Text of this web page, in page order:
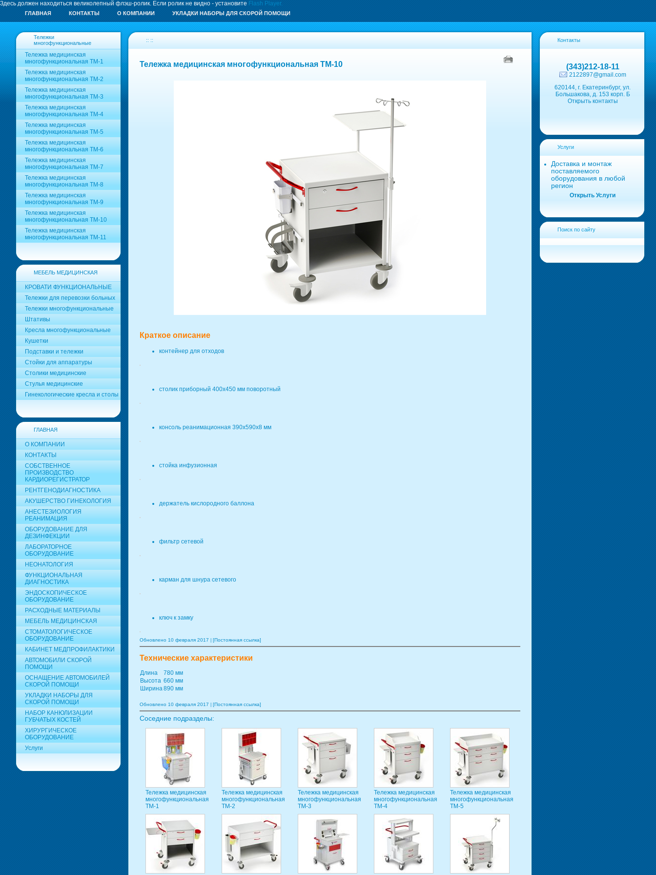
Здесь должен находиться великолепный флэш-ролик. Если ролик не видно - установите Flash Player.
ГЛАВНАЯ КОНТАКТЫ О КОМПАНИИ УКЛАДКИ НАБОРЫ ДЛЯ СКОРОЙ ПОМОЩИ
Тележки
многофункциональные
Тележка медицинская
многофункциональная ТМ-1
Тележка медицинская
многофункциональная ТМ-2
Тележка медицинская
многофункциональная ТМ-3
Тележка медицинская
многофункциональная ТМ-4
Тележка медицинская
многофункциональная ТМ-5
Тележка медицинская
многофункциональная ТМ-6
Тележка медицинская
многофункциональная ТМ-7
Тележка медицинская
многофункциональная ТМ-8
Тележка медицинская
многофункциональная ТМ-9
Тележка медицинская
многофункциональная ТМ-10
Тележка медицинская
многофункциональная ТМ-11
МЕБЕЛЬ МЕДИЦИНСКАЯ
КРОВАТИ ФУНКЦИОНАЛЬНЫЕ
Тележки для перевозки больных
Тележки многофункциональные
Штативы
Кресла многофункциональные
Кушетки
Подставки и тележки
Стойки для аппаратуры
Столики медицинские
Стулья медицинские
Гинекологические кресла и столы
ГЛАВНАЯ
О КОМПАНИИ
КОНТАКТЫ
СОБСТВЕННОЕ
ПРОИЗВОДСТВО
КАРДИОРЕГИСТРАТОР
РЕНТГЕНОДИАГНОСТИКА
АКУШЕРСТВО ГИНЕКОЛОГИЯ
АНЕСТЕЗИОЛОГИЯ
РЕАНИМАЦИЯ
ОБОРУДОВАНИЕ ДЛЯ
ДЕЗИНФЕКЦИИ
ЛАБОРАТОРНОЕ
ОБОРУДОВАНИЕ
НЕОНАТОЛОГИЯ
ФУНКЦИОНАЛЬНАЯ
ДИАГНОСТИКА
ЭНДОСКОПИЧЕСКОЕ
ОБОРУДОВАНИЕ
РАСХОДНЫЕ МАТЕРИАЛЫ
МЕБЕЛЬ МЕДИЦИНСКАЯ
СТОМАТОЛОГИЧЕСКОЕ
ОБОРУДОВАНИЕ
КАБИНЕТ МЕДПРОФИЛАКТИКИ
АВТОМОБИЛИ СКОРОЙ
ПОМОЩИ
ОСНАЩЕНИЕ АВТОМОБИЛЕЙ
СКОРОЙ ПОМОЩИ
УКЛАДКИ НАБОРЫ ДЛЯ
СКОРОЙ ПОМОЩИ
НАБОР КАНЮЛИЗАЦИИ
ГУБЧАТЫХ КОСТЕЙ
ХИРУРГИЧЕСКОЕ
ОБОРУДОВАНИЕ
Услуги
:: ::
Тележка медицинская многофункциональная ТМ-10
Краткое описание
контейнер для отходов
столик приборный 400х450 мм поворотный
консоль реанимационная 390х590х8 мм
стойка инфузионная
держатель кислородного баллона
фильтр сетевой
карман для шнура сетевого
ключ к замку
Обновлено 10 февраля 2017 [Постоянная ссылка]
Технические характеристики
Длина
780 мм
Высота 660 мм
Ширина890 мм
Обновлено 10 февраля 2017 [Постоянная ссылка]
Соседние подразделы:
Тележка медицинская
многофункциональная
ТМ-1
Тележка медицинская
многофункциональная
ТМ-2
Тележка медицинская
многофункциональная
ТМ-3
Тележка медицинская
многофункциональная
ТМ-4
Тележка медицинская
многофункциональная
ТМ-5
Контакты
(343)212-18-11
2122897@gmail.com
620144, г. Екатеринбург, ул.
Большакова, д. 153 корп. Б
Открыть контакты
Услуги
Доставка и монтаж
поставляемого
оборудования в любой
регион
Открыть Услуги
Поиск по сайту